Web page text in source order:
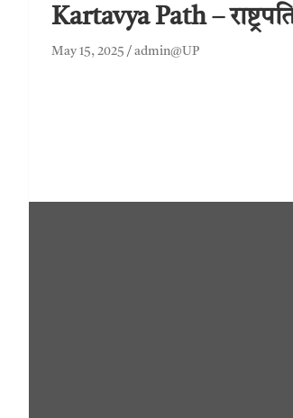
Kartavya Path –
May 15, 2025 admin@UP